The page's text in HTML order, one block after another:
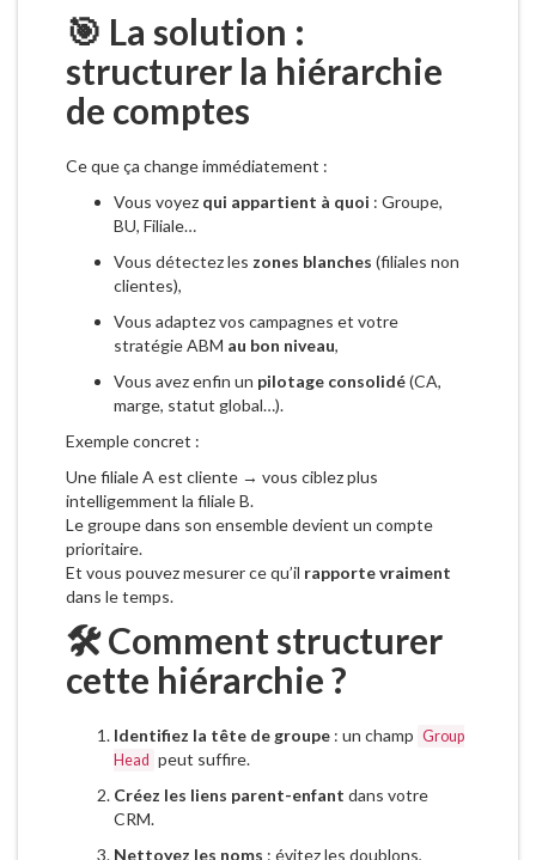
🎯 La solution :
structurer la hiérarchie
de comptes
Ce que ça change immédiatement :
Vous voyez qui appartient à quoi : Groupe,
BU, Filiale…
Vous détectez les zones blanches (filiales non
clientes),
Vous adaptez vos campagnes et votre
stratégie ABM au bon niveau,
Vous avez enfin un pilotage consolidé(CA,
marge, statut global…).
Exemple concret :
Une filiale A est cliente → vous ciblez plus
intelligemment la filiale B.
Le groupe dans son ensemble devient un compte
prioritaire.
Et vous pouvez mesurer ce qu’il rapporte vraiment
dans le temps.
🛠️ Comment structurer
cette hiérarchie ?
Identifiez la tête de groupe : un champ Group
Head peut suffire.
Créez les liens parent-enfant dans votre
CRM.
Nettoyez les noms : évitez les doublons,